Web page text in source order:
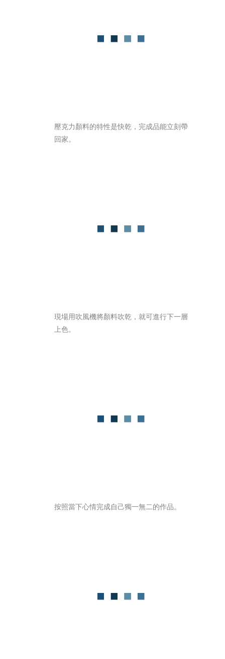
壓克力顏料的特性是快乾，完成品能立刻帶
回家。
現場用吹風機將顏料吹乾，就可進行下一層
上色。
按照當下心情完成自己獨一無二的作品。